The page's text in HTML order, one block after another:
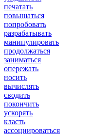
печатать
повышаться
попробовать
разрабатывать
манипулировать
продолжаться
заниматься
опережать
носить
вычислять
сводить
покончить
ускорять
класть
ассоциироваться